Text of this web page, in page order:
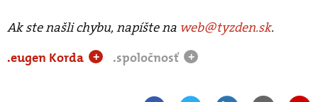
Ak ste našli chybu, napíšte na web@tyzden.sk.
.eugen Korda
+ .spoločnosť +